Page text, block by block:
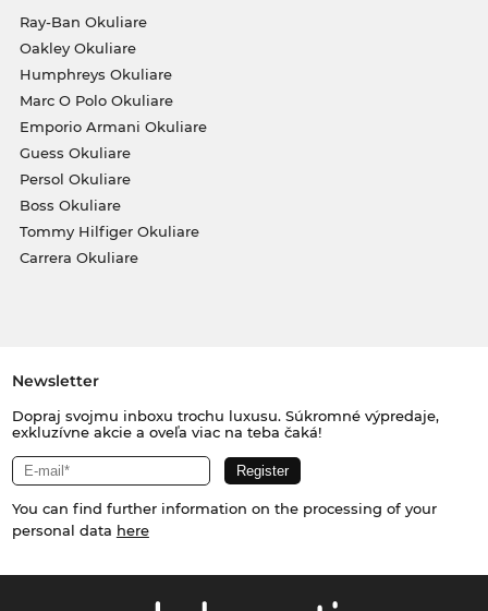
Ray-Ban Okuliare
Oakley Okuliare
Humphreys Okuliare
Marc O Polo Okuliare
Emporio Armani Okuliare
Guess Okuliare
Persol Okuliare
Boss Okuliare
Tommy Hilfiger Okuliare
Carrera Okuliare
Newsletter
Dopraj svojmu inboxu trochu luxusu. Súkromné výpredaje,
exkluzívne akcie a oveľa viac na teba čaká!
You can find further information on the processing of your
personal data here